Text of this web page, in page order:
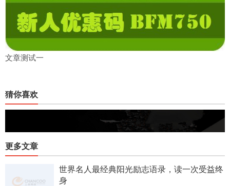
文章测试一
猜你喜欢
更多文章
世界名人最经典阳光励志语录，读一次受益终
身